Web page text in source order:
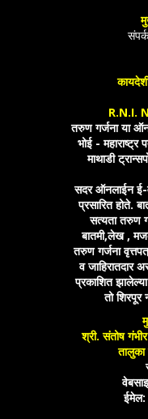
R.N.I.
तरुण गर्जना या
भोई - महाराष्ट्र
माथाडी
सदर ऑनलाईन ई-
प्रसारित होते.
सत्यता तरुण
बातमी,लेख ,
तरुण गर्जना
व जाहिरातदार
प्रकाशित
तो शिरपूर
श्री. संतोष
तालुका